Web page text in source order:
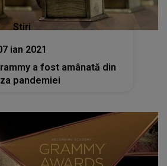
Stiri
ian 2021
a fost amânată din
pandemiei